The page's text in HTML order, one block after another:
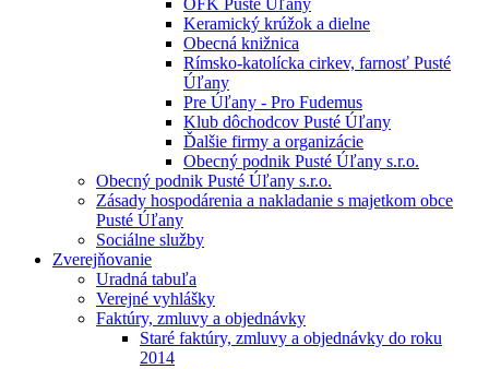
OFK Pusté Úľany
Keramický krúžok a dielne
Obecná knižnica
Rímsko-katolícka cirkev, farnosť Pusté
Úľany
Pre Úľany - Pro Fudemus
Klub dôchodcov Pusté Úľany
Ďalšie firmy a organizácie
Obecný podnik Pusté Úľany s.r.o.
Obecný podnik Pusté Úľany s.r.o.
Zásady hospodárenia a nakladanie s majetkom obce
Pusté Úľany
Sociálne služby
Zverejňovanie
Uradná tabuľa
Verejné vyhlášky
Faktúry, zmluvy a objednávky
Staré faktúry, zmluvy a objednávky do roku
2014